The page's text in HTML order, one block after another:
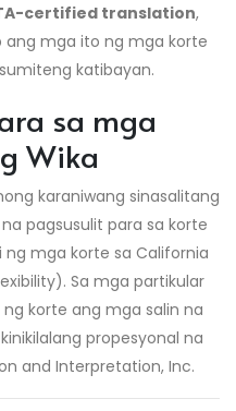
certified translation,
mga ito ng mga korte
katibayan.
sa mga
Wika
karaniwang sinasalitang
pagsusulit para sa korte
mga korte sa California
Sa mga partikular
korte ang mga salin na
propesyonal na
and Interpretation, Inc.